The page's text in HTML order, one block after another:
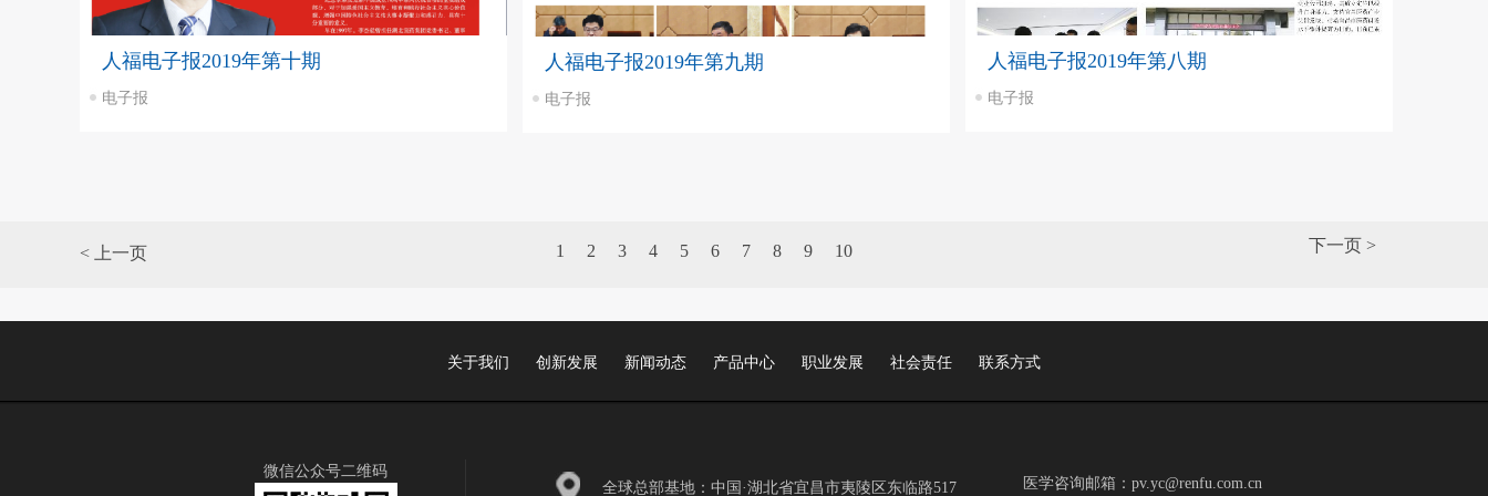
人福电子报2019年第十期
电子报
人福电子报2019年第九期
电子报
人福电子报2019年第八期
电子报
< 上一页 1 2 3 4 5 6 7 8 9
10
19
20 21 22 23 24 25
26
27
28 29 30 31 32 33
34
35
36 37
下一页 >
关于我们 创新发展 新闻动态 产品中心 职业发展 社会责任 联系方式
微信公众号二维码
全球总部基地：中国·湖北省宜昌市夷陵区东临路517
医学咨询邮箱：pv.yc@renfu.com.cn